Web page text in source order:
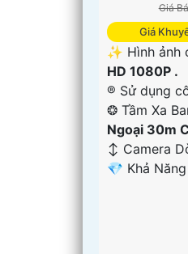
Giá
Giá
✨ Hình ảnh
HD 1080P .
®️ Sử dụng
❂ Tầm Xa
Ngoại 30m
↕️ Camera
️💎 Khả